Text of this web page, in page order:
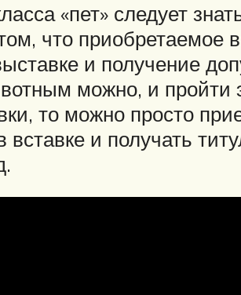
«пет» следует
что приобретаемое
и получение
можно, и пройти
то можно просто
вставке и получать